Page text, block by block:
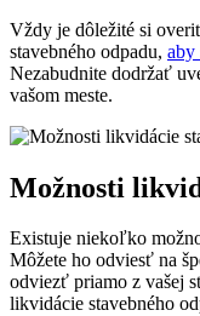
Vždy je dôležité si
stavebného odpadu, aby
Nezabudnite dodržať
vašom meste.
Možnosti
Existuje niekoľko
Môžete ho odviesť na
odviezť priamo z vašej
likvidácie stavebného